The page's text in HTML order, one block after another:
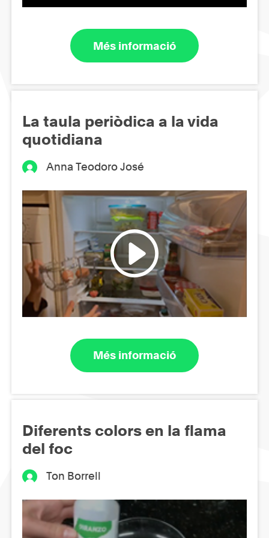
Més informació
La taula periòdica a la vida
quotidiana
Anna Teodoro José
Més informació
Diferents colors en la flama
del foc
Ton Borrell